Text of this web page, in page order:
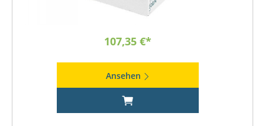
107,35 €*
Ansehen